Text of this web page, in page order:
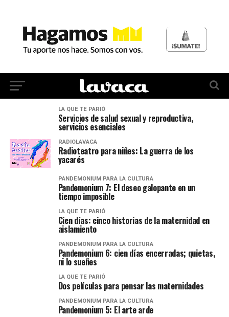
LA QUE TE PARIÓ
Servicios de salud sexual y reproductiva,
servicios esenciales
RADIOLAVACA
Radioteatro para niñes: La guerra de los
yacarés
PANDEMONIUM PARA LA CULTURA
Pandemonium 7: El deseo galopante en un
tiempo imposible
LA QUE TE PARIÓ
Cien días: cinco historias de la maternidad en
aislamiento
PANDEMONIUM PARA LA CULTURA
Pandemonium 6: cien días encerradas; quietas,
ni lo sueñes
LA QUE TE PARIÓ
Dos películas para pensar las maternidades
PANDEMONIUM PARA LA CULTURA
Pandemonium 5: El arte arde